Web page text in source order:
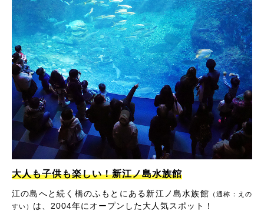
大人も子供も楽しい！新江ノ島水族館
江の島へと続く橋のふもとにある新江ノ島水族館 （通称：えの
すい） は、2004年にオープンした大人気スポット！